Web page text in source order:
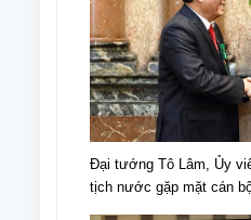
Đại tướng Tô Lâm, Ủy
tịch nước gặp mặt cán